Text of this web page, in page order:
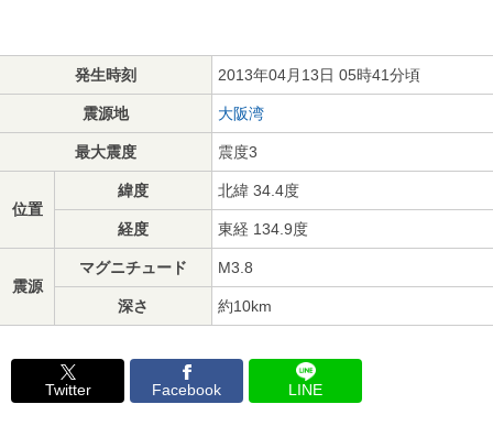
発生時刻 2013年04月13日 05時41分頃
震源地 大阪湾
最大震度 震度3
位置
緯度 北緯 34.4度
経度 東経 134.9度
震源
マグニチュード M3.8
深さ 約10km
Twitter Facebook LINE